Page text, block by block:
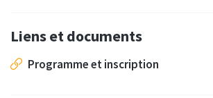
Liens et documents
Programme et inscription